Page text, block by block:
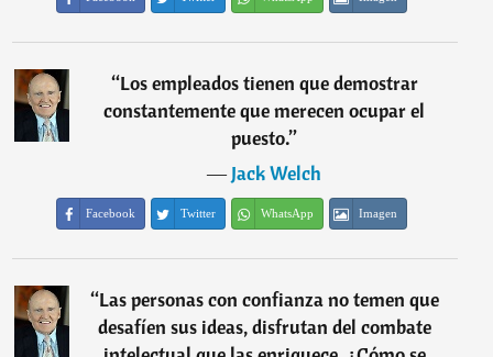
“Los empleados tienen que demostrar
constantemente que merecen ocupar el
puesto.”
―Jack Welch
Facebook Twitter WhatsApp Imagen
“Las personas con confianza no temen que
desafíen sus ideas, disfrutan del combate